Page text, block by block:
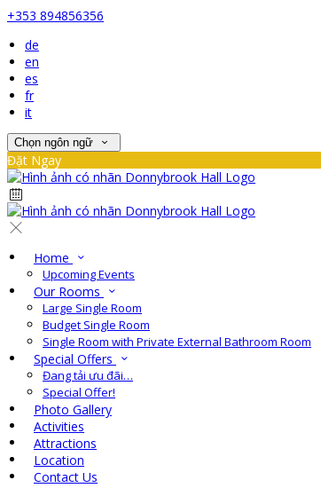
+353 894856356
de
en
es
fr
it
Chọn ngôn ngữ
Đặt Ngay
Home
Upcoming Events
Our Rooms
Large Single Room
Budget Single Room
Single Room with Private External Bathroom Room
Special Offers
Đang tải ưu đãi…
Special Offer!
Photo Gallery
Activities
Attractions
Location
Contact Us